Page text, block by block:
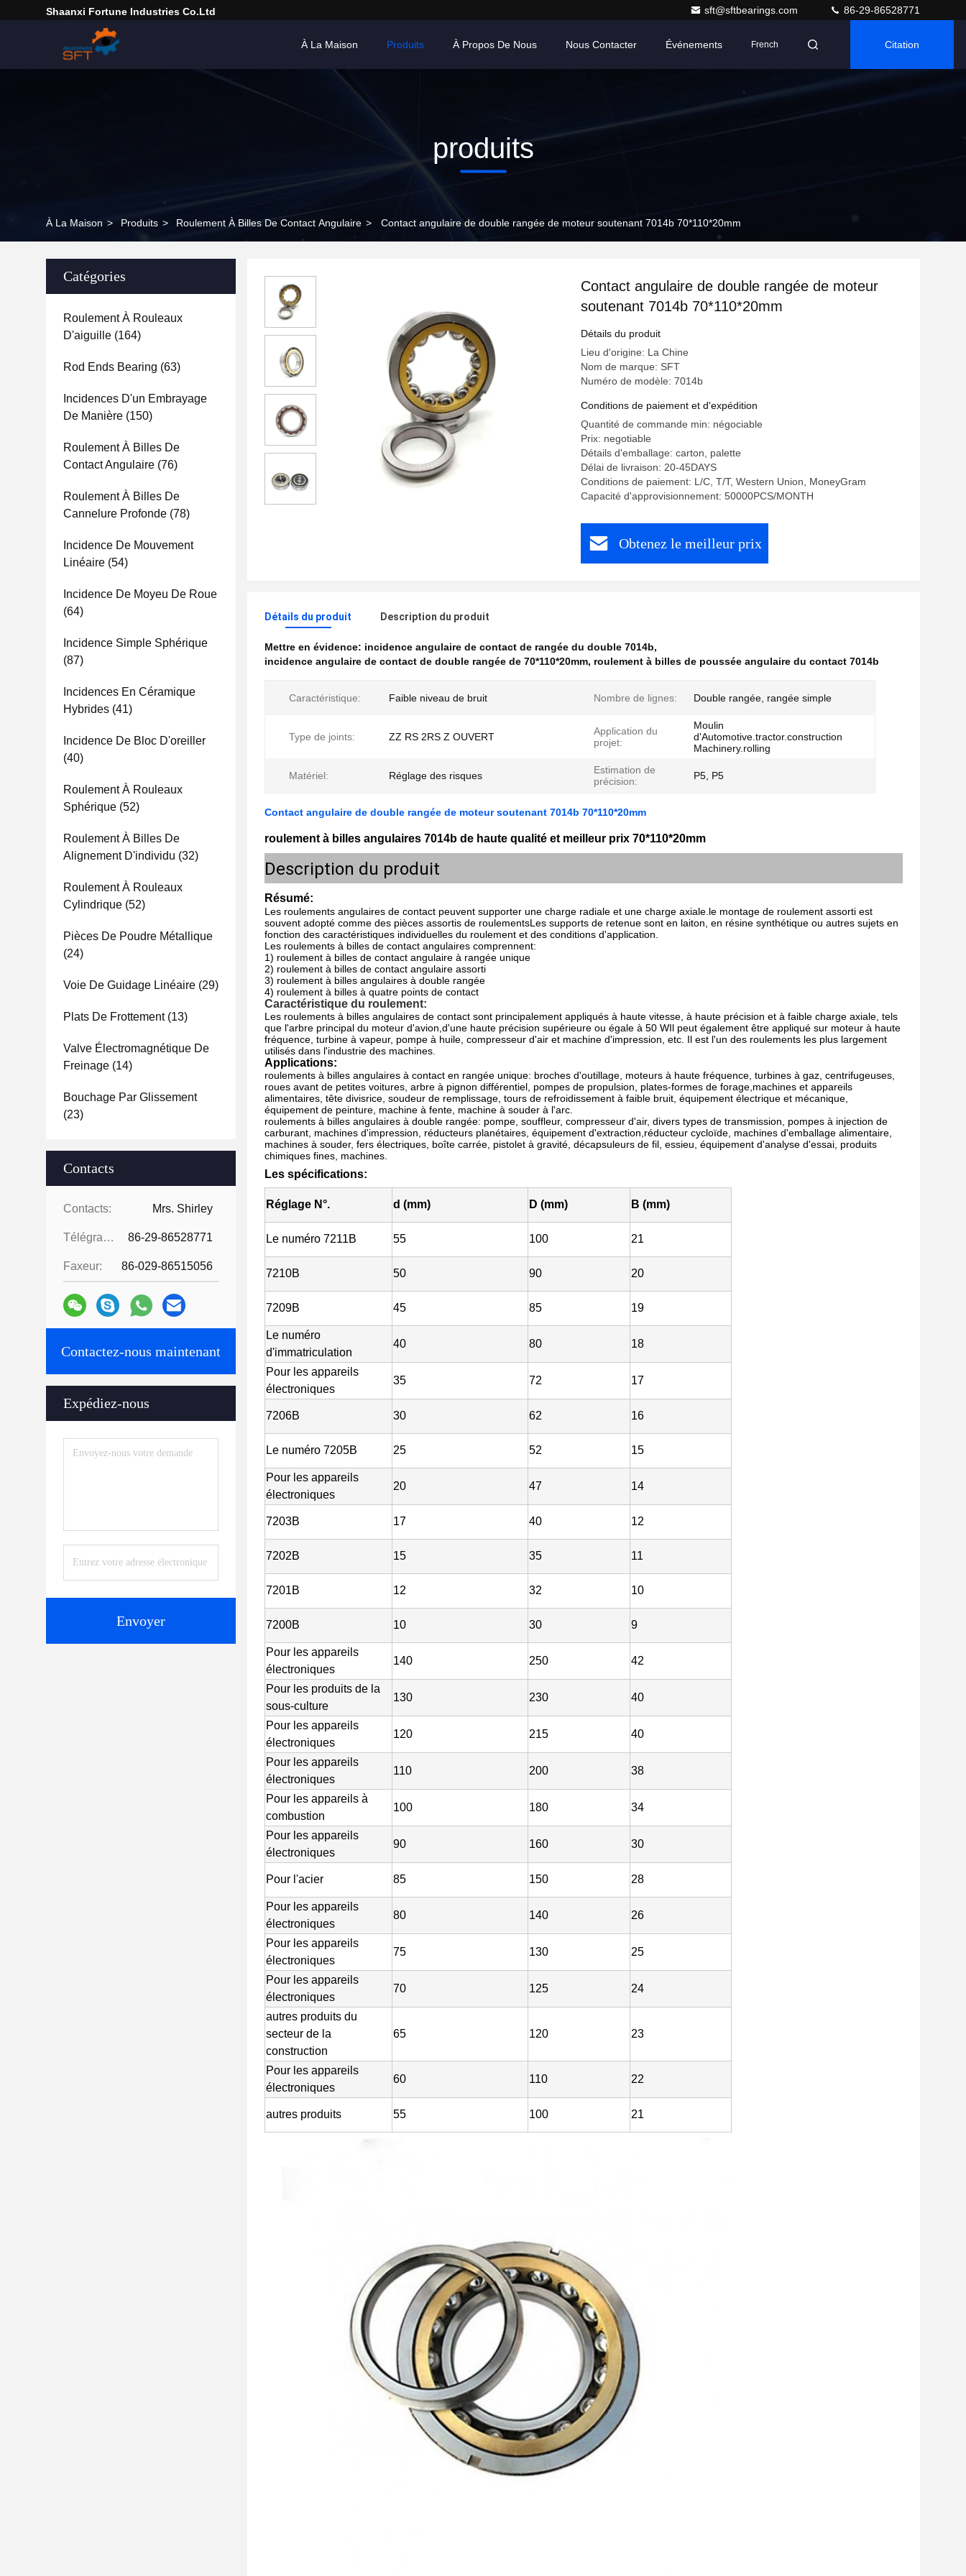
Shaanxi Fortune Industries Co.ltd sft@sftbearings.com 86-29-86528771
À La Maison Produits À Propos De Nous Nous Contacter Événements French Citation
produits
À La Maison > Produits > Roulement À Billes De Contact Angulaire > Contact angulaire de double rangée de moteur soutenant 7014b 70*110*20mm
Catégories
Roulement À Rouleaux
D'aiguille (164)
Rod Ends Bearing (63)
Incidences D'un Embrayage
De Manière (150)
Roulement À Billes De
Contact Angulaire (76)
Roulement À Billes De
Cannelure Profonde (78)
Incidence De Mouvement
Linéaire (54)
Incidence De Moyeu De Roue
(64)
Incidence Simple Sphérique
(87)
Incidences En Céramique
Hybrides (41)
Incidence De Bloc D'oreiller
(40)
Roulement À Rouleaux
Sphérique (52)
Roulement À Billes De
Alignement D'individu (32)
Roulement À Rouleaux
Cylindrique (52)
Pièces De Poudre Métallique
(24)
Voie De Guidage Linéaire (29)
Plats De Frottement(13)
Valve Électromagnétique De
Freinage (14)
Bouchage Par Glissement
(23)
Contacts
Contacts: Mrs. Shirley
Télégramme: 86-29-86528771
Faxeur: 86-029-86515056
Contactez-nous maintenant
Expédiez-nous
Envoyer
Contact angulaire de double rangée de moteur
soutenant 7014b 70*110*20mm
Détails du produit
Lieu d'origine: La Chine
Nom de marque: SFT
Numéro de modèle: 7014b
Conditions de paiement et d'expédition
Quantité de commande min: négociable
Prix: negotiable
Détails d'emballage: carton, palette
Délai de livraison: 20-45DAYS
Conditions de paiement: L/C, T/T, Western Union, MoneyGram
Capacité d'approvisionnement: 50000PCS/MONTH
Obtenez le meilleur prix
Détails du produit Description du produit
Mettre en évidence: incidence angulaire de contact de rangée du double 7014b,
incidence angulaire de contact de double rangée de 70*110*20mm, roulement à billes de poussée angulaire du contact 7014b
Caractéristique: Faible niveau de bruit Nombre de lignes: Double rangée, rangée simple
Type de joints: ZZ RS 2RS Z OUVERT
Application du
projet:
Moulin
d'Automotive.tractor.construction
Machinery.rolling
Matériel: Réglage des risques
Estimation de
précision:
P5, P5
Contact angulaire de double rangée de moteur soutenant 7014b 70*110*20mm
roulement à billes angulaires 7014b de haute qualité et meilleur prix 70*110*20mm
Description du produit
Résumé:
Les roulements angulaires de contact peuvent supporter une charge radiale et une charge axiale.le montage de roulement assorti est
souvent adopté comme des pièces assortis de roulementsLes supports de retenue sont en laiton, en résine synthétique ou autres sujets en
fonction des caractéristiques individuelles du roulement et des conditions d'application.
Les roulements à billes de contact angulaires comprennent:
1) roulement à billes de contact angulaire à rangée unique
2) roulement à billes de contact angulaire assorti
3) roulement à billes angulaires à double rangée
4) roulement à billes à quatre points de contact
Caractéristique du roulement:
Les roulements à billes angulaires de contact sont principalement appliqués à haute vitesse, à haute précision et à faible charge axiale, tels
que l'arbre principal du moteur d'avion,d'une haute précision supérieure ou égale à 50 WIl peut également être appliqué sur moteur à haute
fréquence, turbine à vapeur, pompe à huile, compresseur d'air et machine d'impression, etc. Il est l'un des roulements les plus largement
utilisés dans l'industrie des machines.
Applications:
roulements à billes angulaires à contact en rangée unique: broches d'outillage, moteurs à haute fréquence, turbines à gaz, centrifugeuses,
roues avant de petites voitures, arbre à pignon différentiel, pompes de propulsion, plates-formes de forage,machines et appareils
alimentaires, tête divisrice, soudeur de remplissage, tours de refroidissement à faible bruit, équipement électrique et mécanique,
équipement de peinture, machine à fente, machine à souder à l'arc.
roulements à billes angulaires à double rangée: pompe, souffleur, compresseur d'air, divers types de transmission, pompes à injection de
carburant, machines d'impression, réducteurs planétaires, équipement d'extraction,réducteur cycloïde, machines d'emballage alimentaire,
machines à souder, fers électriques, boîte carrée, pistolet à gravité, décapsuleurs de fil, essieu, équipement d'analyse d'essai, produits
chimiques fines, machines.
Les spécifications:
Réglage N°. d (mm) D (mm) B (mm)
Le numéro 7211B 55 100 21
7210B 50 90 20
7209B 45 85 19
Le numéro
d'immatriculation
40 80 18
Pour les appareils
électroniques
35 72 17
7206B 30 62 16
Le numéro 7205B 25 52 15
Pour les appareils
électroniques
20 47 14
7203B 17 40 12
7202B 15 35 11
7201B 12 32 10
7200B 10 30 9
Pour les appareils
électroniques
140 250 42
Pour les produits de la
sous-culture
130 230 40
Pour les appareils
électroniques
120 215 40
Pour les appareils
électroniques
110 200 38
Pour les appareils à
combustion
100 180 34
Pour les appareils
électroniques
90 160 30
Pour l'acier 85 150 28
Pour les appareils
électroniques
80 140 26
Pour les appareils
électroniques
75 130 25
Pour les appareils
électroniques
70 125 24
autres produits du
secteur de la
construction
65 120 23
Pour les appareils
électroniques
60 110 22
autres produits 55 100 21